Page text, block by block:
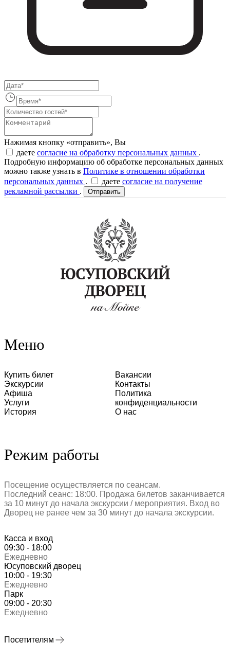
Нажимая кнопку «отправить», Вы
даете согласие на обработку персональных данных .
Подробную информацию об обработке персональных данных
можно также узнать в Политике в отношении обработки
персональных данных . даете согласие на получение
рекламной рассылки . Отправить
Меню
Купить билет
Экскурсии
Афиша
Услуги
История
Вакансии
Контакты
Политика
конфиденциальности
О нас
Режим работы
Посещение осуществляется по сеансам.
Последний сеанс: 18:00. Продажа билетов заканчивается
за 10 минут до начала экскурсии / мероприятия. Вход во
Дворец не ранее чем за 30 минут до начала экскурсии.
Касса и вход
09:30 - 18:00
Ежедневно
Юсуповский дворец
10:00 - 19:30
Ежедневно
Парк
09:00 - 20:30
Ежедневно
Посетителям